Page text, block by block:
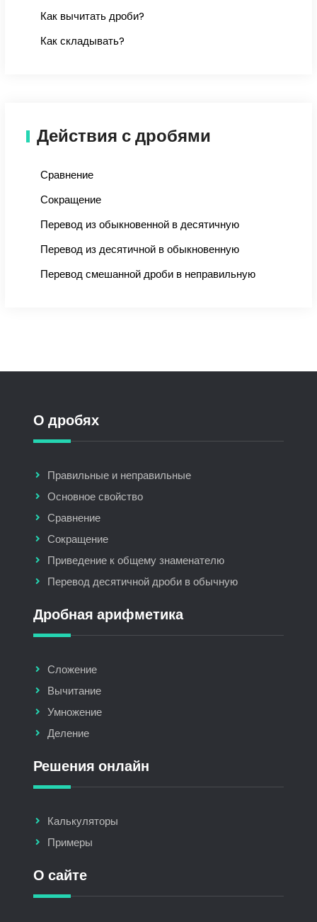
Как вычитать дроби?
Как складывать?
Действия с дробями
Сравнение
Сокращение
Перевод из обыкновенной в десятичную
Перевод из десятичной в обыкновенную
Перевод смешанной дроби в неправильную
О дробях
Правильные и неправильные
Основное свойство
Сравнение
Сокращение
Приведение к общему знаменателю
Перевод десятичной дроби в обычную
Дробная арифметика
Сложение
Вычитание
Умножение
Деление
Решения онлайн
Калькуляторы
Примеры
О сайте